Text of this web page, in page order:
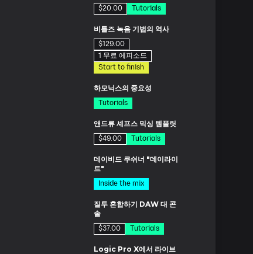
$20.00
Tutorials
비틀즈 녹음 기법의 역사
$129.00
1 무료 에피소드
Start to finish
하모닉스의 중요성
Tutorials
앤드류 셰프스 믹싱 템플릿
$49.00
Tutorials
데이비드 쿠쉬너 "데이라이
트"
Inside the mix
질투 혼합하기 DAW 대 콘
솔
$37.00
Tutorials
Logic Pro X에서 라이브